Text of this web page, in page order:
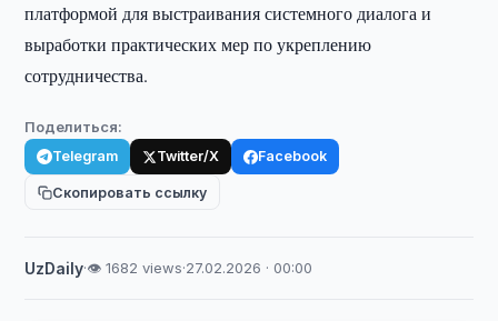
платформой для выстраивания системного диалога и
выработки практических мер по укреплению
сотрудничества.
Поделиться:
Telegram Twitter/X Facebook
Скопировать ссылку
UzDaily·👁 1682 views·27.02.2026 · 00:00